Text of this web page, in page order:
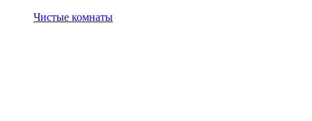
Чистые комнаты